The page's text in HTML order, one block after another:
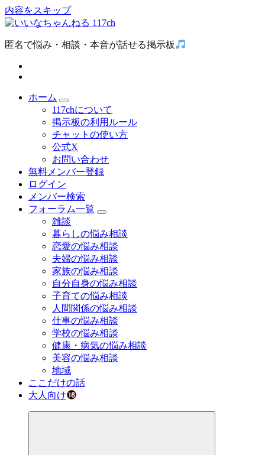
内容をスキップ
匿名で悩み・相談・本音が話せる掲示板
ホーム
117chについて
掲示板の利用ルール
チャットの使い方
公式X
お問い合わせ
無料メンバー登録
ログイン
メンバー検索
フォーラム一覧
雑談
暮らしの悩み相談
恋愛の悩み相談
夫婦の悩み相談
家族の悩み相談
自分自身の悩み相談
子育ての悩み相談
人間関係の悩み相談
仕事の悩み相談
学校の悩み相談
健康・病気の悩み相談
美容の悩み相談
地域
ここだけの話
大人向け